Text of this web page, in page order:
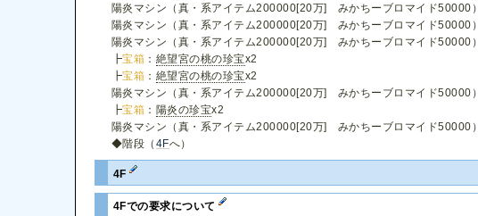
陽炎マシン（真・系アイテム200000[20万] みかちーブロマイド50000）
陽炎マシン（真・系アイテム200000[20万] みかちーブロマイド50000）
陽炎マシン（真・系アイテム200000[20万] みかちーブロマイド50000）
┣宝箱 ： 絶望宮の桃の珍宝x2
┣宝箱 ： 絶望宮の桃の珍宝x2
陽炎マシン（真・系アイテム200000[20万] みかちーブロマイド50000）
┣宝箱 ： 陽炎の珍宝x2
陽炎マシン（真・系アイテム200000[20万] みかちーブロマイド50000）
◆階段（ 4Fへ）
4F
4Fでの要求について